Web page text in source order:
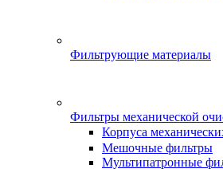
Фильтрующие материалы
Фильтры механической
Корпуса
Мешочные фильтры
Мультипатронные